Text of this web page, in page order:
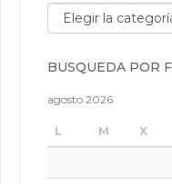
Búsqueda por
BÚSQUEDA POR
agosto 2026
L M X